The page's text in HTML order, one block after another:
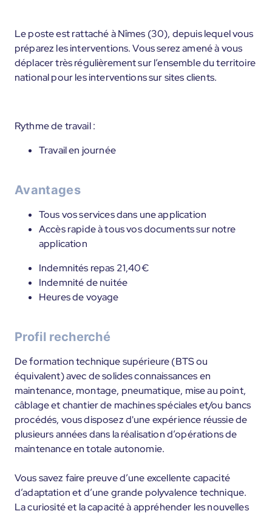
Le poste est rattaché à Nîmes (30), depuis lequel vous
préparez les interventions. Vous serez amené à vous
déplacer très régulièrement sur l’ensemble du territoire
national pour les interventions sur sites clients.
Rythme de travail :
Travail en journée
Avantages
Tous vos services dans une application
Accès rapide à tous vos documents sur notre
application
Indemnités repas 21,40€
Indemnité de nuitée
Heures de voyage
Profil recherché
De formation technique supérieure (BTS ou
équivalent) avec de solides connaissances en
maintenance, montage, pneumatique, mise au point,
câblage et chantier de machines spéciales et/ou bancs
procédés, vous disposez d'une expérience réussie de
plusieurs années dans la réalisation d’opérations de
maintenance en totale autonomie.
Vous savez faire preuve d’une excellente capacité
d’adaptation et d’une grande polyvalence technique.
La curiosité et la capacité à appréhender les nouvelles